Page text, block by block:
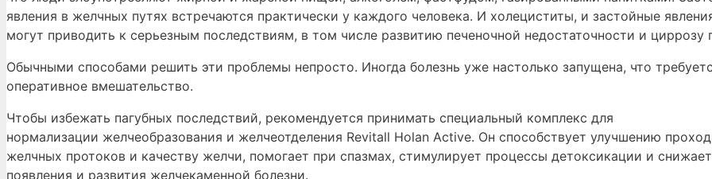
явления в желчных путях встречаются практически у каждого человека. И холециститы, и застойные
могут приводить к серьезным последствиям, в том числе развитию печеночной недостаточности и циррозу
Обычными способами решить эти проблемы непросто. Иногда болезнь уже настолько запущена, что
оперативное вмешательство.
Чтобы избежать пагубных последствий, рекомендуется принимать специальный комплекс для
нормализации желчеобразования и желчеотделения Revitall Holan Active. Он способствует улучшению
желчных протоков и качеству желчи, помогает при спазмах, стимулирует процессы детоксикации и
появления и развития желчекаменной болезни.